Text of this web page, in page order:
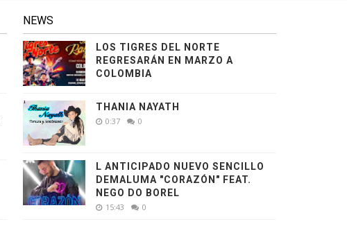
NEWS
LOS TIGRES DEL NORTE
REGRESARÁN EN MARZO A
COLOMBIA
THANIA NAYATH
0:37 0
L ANTICIPADO NUEVO SENCILLO
DEMALUMA "CORAZÓN" FEAT.
NEGO DO BOREL
15:43 0